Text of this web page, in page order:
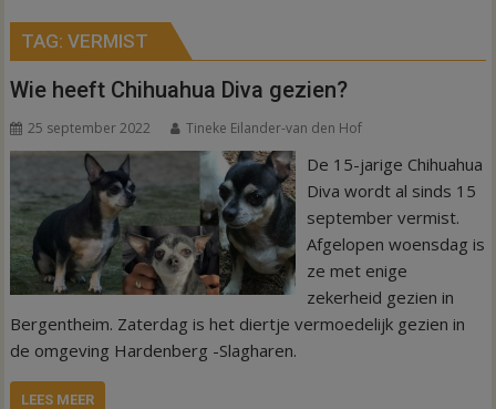
TAG:VERMIST
Wie heeft Chihuahua Diva gezien?
25 september 2022 Tineke Eilander-van den Hof
De 15-jarige Chihuahua
Diva wordt al sinds 15
september vermist.
Afgelopen woensdag is
ze met enige
zekerheid gezien in
Bergentheim. Zaterdag is het diertje vermoedelijk gezien in
de omgeving Hardenberg -Slagharen.
LEES MEER